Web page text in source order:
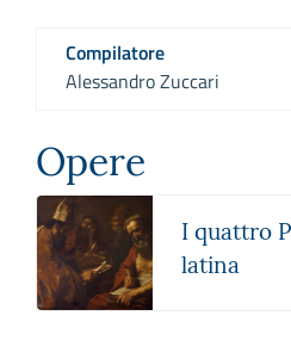
Compilatore
Alessandro Zuccari
Opere
I quattro
latina